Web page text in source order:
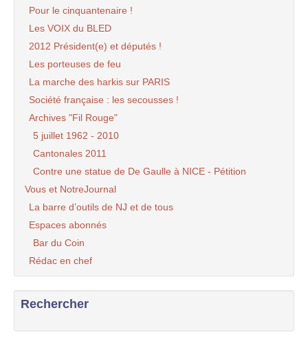
Pour le cinquantenaire !
Les VOIX du BLED
2012 Président(e) et députés !
Les porteuses de feu
La marche des harkis sur PARIS
Société française : les secousses !
Archives "Fil Rouge"
5 juillet 1962 - 2010
Cantonales 2011
Contre une statue de De Gaulle à NICE - Pétition
Vous et NotreJournal
La barre d’outils de NJ et de tous
Espaces abonnés
Bar du Coin
Rédac en chef
Rechercher